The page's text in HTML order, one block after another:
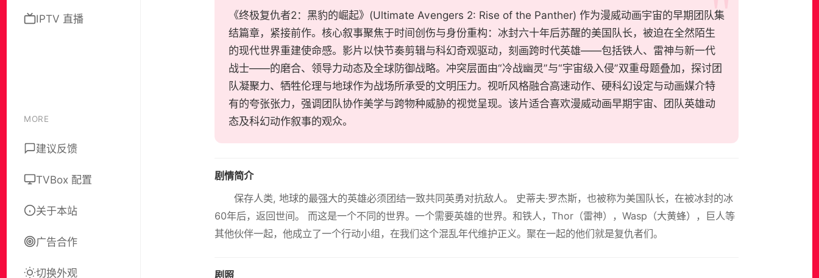
IPTV 直播
MORE
建议反馈
TVBox 配置
关于本站
广告合作
切换外观
《终极复仇者2：黑豹的崛起》(Ultimate Avengers 2: Rise of the Panther) 作为漫威动画宇宙的早期团队集
结篇章，紧接前作。核心叙事聚焦于时间创伤与身份重构：冰封六十年后苏醒的美国队长，被迫在全然陌生
的现代世界重建使命感。影片以快节奏剪辑与科幻奇观驱动，刻画跨时代英雄——包括铁人、雷神与新一代
战士——的磨合、领导力动态及全球防御战略。冲突层面由“冷战幽灵”与“宇宙级入侵”双重母题叠加，探讨团
队凝聚力、牺牲伦理与地球作为战场所承受的文明压力。视听风格融合高速动作、硬科幻设定与动画媒介特
有的夸张张力，强调团队协作美学与跨物种威胁的视觉呈现。该片适合喜欢漫威动画早期宇宙、团队英雄动
态及科幻动作叙事的观众。
剧情简介
保存人类, 地球的最强大的英雄必须团结一致共同英勇对抗敌人。 史蒂夫·罗杰斯，也被称为美国队长，在被冰封的冰
60年后，返回世间。 而这是一个不同的世界。一个需要英雄的世界。和铁人，Thor（雷神），Wasp（大黄蜂），巨人等
其他伙伴一起，他成立了一个行动小组，在我们这个混乱年代维护正义。聚在一起的他们就是复仇者们。
剧照